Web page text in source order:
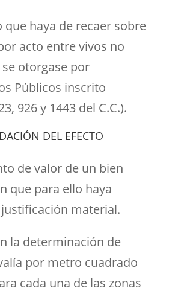
que haya de recaer sobre
acto entre vivos no
otorgase por
Públicos inscrito
926 y 1443 del C.C.).
DEL EFECTO
de valor de un bien
que para ello haya
material.
la determinación de
por metro cuadrado
cada una de las zonas